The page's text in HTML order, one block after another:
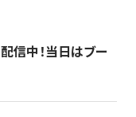
信中！当日はブー